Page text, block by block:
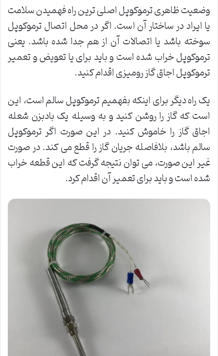
وضعیت ظاهری ترموکوپل اصلی ترین راه فهمیدن سلامت
یا ایراد در ساختار آن است. اگر در محل اتصال ترموکوپل
سوخته باشد یا اتصالات آن از هم جدا شده باشد. یعنی
ترموکوپل خراب شده است و باید برای یا تعویض و تعمیر
ترموکوپل اجاق گاز رومیزی اقدام کنید.
یک راه دیگر برای اینکه بفهمیم ترموکوپل سالم است، این
است که گاز را روشن کنید و به وسیله یک بادبزن شعله
اجاق گاز را خاموش کنید. در این صورت اگر ترموکوپل
سالم باشد، بلافاصله جریان گاز را قطع می کند. در صورت
غیر این صورت، می توان نتیجه گرفت که این قطعه خراب
شده است و باید برای تعمیر آن اقدام کرد.